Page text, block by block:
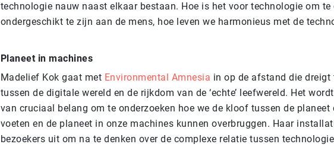
technologie nauw naast elkaar bestaan. Hoe is het voor technologie om te
ondergeschikt te zijn aan de mens, hoe leven we harmonieus met de
Planeet in machines
Madelief Kok gaat met Environmental Amnesia in op de afstand die dreigt
tussen de digitale wereld en de rijkdom van de ‘echte’ leefwereld. Het
van cruciaal belang om te onderzoeken hoe we de kloof tussen de planeet
voeten en de planeet in onze machines kunnen overbruggen. Haar
bezoekers uit om na te denken over de complexe relatie tussen